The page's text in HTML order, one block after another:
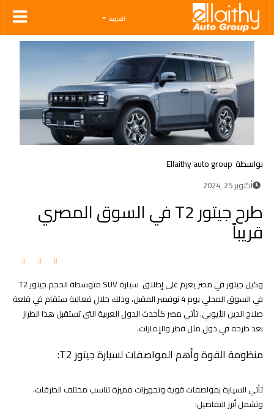
Ellaithy Auto Group
العربية
بواسطة Ellaithy auto group
أكتوبر 25 ,2024
طرح جيتور T2 في السوق المصري
قريباً
وكيل جيتور في مصر يعزم على إطلاق سيارة SUV متوسطة الحجم جيتور T2
في السوق المحلي يوم 4 نوفمبر المقبل، وذلك خلال فعالية ستقام في قلعة
صلاح الدين الأيوبي. تأتي مصر كأحدث الدول العربية التي تستقبل هذا الطراز
بعد طرحه في دول مثل قطر والإمارات.
منظومة القوة وأهم المواصفات لسيارة جيتور T2:
تأتي السيارة بمواصفات قوية وتجهيزات مميزة تناسب مختلف الطرقات،
وتشمل أبرز التفاصيل: